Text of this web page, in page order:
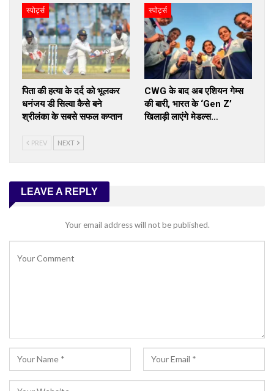
स्पोर्ट्स
पिता की हत्या के दर्द को भूलकर
धनंजय डी सिल्वा कैसे बने
श्रीलंका के सबसे सफल कप्तान
स्पोर्ट्स
CWG के बाद अब एशियन गेम्स
की बारी, भारत के ‘Gen Z’
खिलाड़ी लाएंगे मेडल्स…
PREV NEXT
LEAVE A REPLY
Your email address will not be published.